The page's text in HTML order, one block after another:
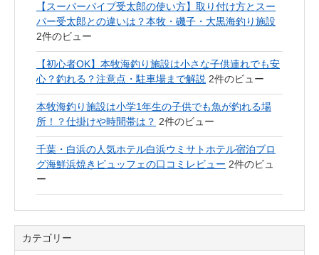
【スーパーパイプ受太郎の使い方】取り付け方とスー
パー受太郎との違いは？本牧・磯子・大黒海釣り施設
2件のビュー
【初心者OK】本牧海釣り施設は小さな子供連れでも安
心？釣れる？注意点・駐車場まで解説 2件のビュー
本牧海釣り施設は小学1年生の子供でも魚が釣れる場
所！？仕掛けや時間帯は？ 2件のビュー
千葉・白浜の人気ホテル白浜ウミサトホテル宿泊ブロ
グ海鮮浜焼きビュッフェの口コミレビュー 2件のビュ
ー
カテゴリー